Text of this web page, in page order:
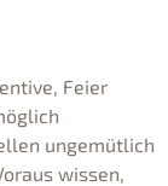
Feier
ungemütlich
wissen,